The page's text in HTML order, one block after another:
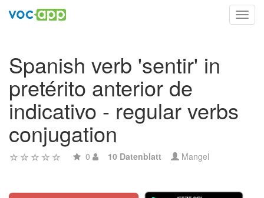
Spanish verb 'sentir' in
pretérito anterior de
indicativo - regular verbs
conjugation
0 10 Datenblatt Mangel